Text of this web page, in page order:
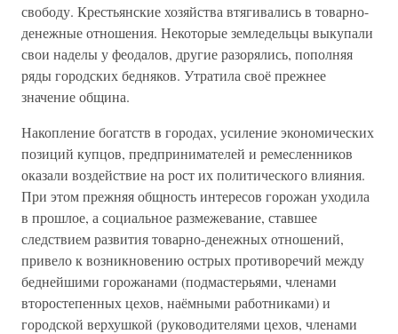
свободу. Крестьянские хозяйства втягивались в товарно-
денежные отношения. Некоторые земледельцы выкупали
свои наделы у феодалов, другие разорялись, пополняя
ряды городских бедняков. Утратила своё прежнее
значение община.
Накопление богатств в городах, усиление экономических
позиций купцов, предпринимателей и ремесленников
оказали воздействие на рост их политического влияния.
При этом прежняя общность интересов горожан уходила
в прошлое, а социальное размежевание, ставшее
следствием развития товарно-денежных отношений,
привело к возникновению острых противоречий между
беднейшими горожанами (подмастерьями, членами
второстепенных цехов, наёмными работниками) и
городской верхушкой (руководителями цехов, членами